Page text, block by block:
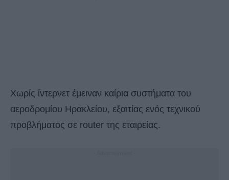
Χωρίς ίντερνετ έμειναν καίρια συστήματα του
αεροδρομίου Ηρακλείου, εξαιτίας ενός τεχνικού
προβλήματος σε router της εταιρείας.